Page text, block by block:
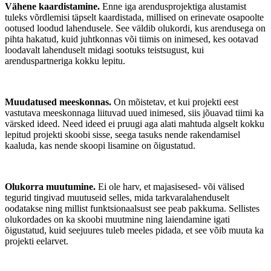
Vähene kaardistamine. Enne iga arendusprojektiga alustamist
tuleks võrdlemisi täpselt kaardistada, millised on erinevate osapoolte
ootused loodud lahendusele. See väldib olukordi, kus arendusega on
pihta hakatud, kuid juhtkonnas või tiimis on inimesed, kes ootavad
loodavalt lahenduselt midagi sootuks teistsugust, kui
arenduspartneriga kokku lepitu.
Muudatused meeskonnas. On mõistetav, et kui projekti eest
vastutava meeskonnaga liituvad uued inimesed, siis jõuavad tiimi ka
värsked ideed. Need ideed ei pruugi aga alati mahtuda algselt kokku
lepitud projekti skoobi sisse, seega tasuks nende rakendamisel
kaaluda, kas nende skoopi lisamine on õigustatud.
Olukorra muutumine. Ei ole harv, et majasisesed- või välised
tegurid tingivad muutuseid selles, mida tarkvaralahenduselt
oodatakse ning millist funktsionaalsust see peab pakkuma. Sellistes
olukordades on ka skoobi muutmine ning laiendamine igati
õigustatud, kuid seejuures tuleb meeles pidada, et see võib muuta ka
projekti eelarvet.